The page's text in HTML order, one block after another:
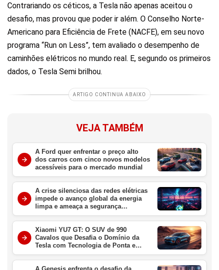
Contrariando os céticos, a Tesla não apenas aceitou o
desafio, mas provou que poder ir além. O Conselho Norte-
Americano para Eficiência de Frete (NACFE), em seu novo
programa “Run on Less”, tem avaliado o desempenho de
caminhões elétricos no mundo real. E, segundo os primeiros
dados, o Tesla Semi brilhou.
ARTIGO CONTINUA ABAIXO
VEJA TAMBÉM
A Ford quer enfrentar o preço alto
dos carros com cinco novos modelos
acessíveis para o mercado mundial
A crise silenciosa das redes elétricas
impede o avanço global da energia
limpa e ameaça a segurança
energética
Xiaomi YU7 GT: O SUV de 990
Cavalos que Desafia o Domínio da
Tesla com Tecnologia de Ponta e
Velocidade Extrema